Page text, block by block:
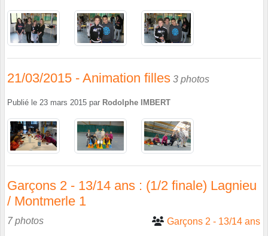
21/03/2015 - Animation filles 3 photos
Publié le 23 mars 2015 par Rodolphe IMBERT
Garçons 2 - 13/14 ans : (1/2 finale) Lagnieu
/ Montmerle 1
7 photos Garçons 2 - 13/14 ans